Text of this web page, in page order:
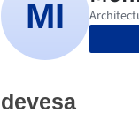
devesa